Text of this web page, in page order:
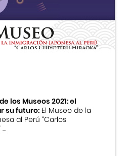
Japonés
Japonesa
los Museos 2021: el
su futuro:El Museo de la
al Perú “Carlos